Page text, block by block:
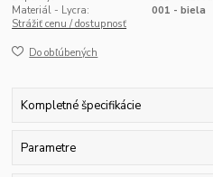
Materiál - Lycra:
001 - biela
Strážiť cenu / dostupnosť
Do obľúbených
Kompletné špecifikácie
Parametre